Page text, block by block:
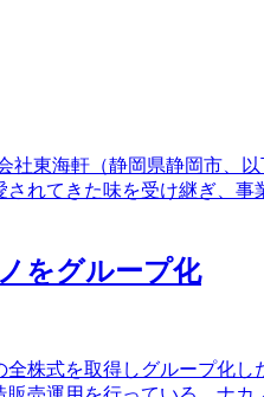
東海軒（静岡県静岡市、
れてきた味を受け継ぎ、
をグループ化
株式を取得しグループ化